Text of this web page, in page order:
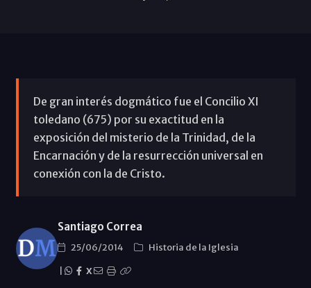
De gran interés dogmático fue el Concilio XI
toledano (675) por su exactitud en la
exposición del misterio de la Trinidad, de la
Encarnación y de la resurrección universal en
conexión con la de Cristo.
Santiago Correa
25/06/2014
Historia de la Iglesia
X